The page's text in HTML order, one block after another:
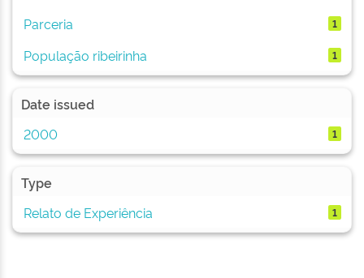
Parceria 1
População ribeirinha 1
Date issued
2000
1
Type
Relato de Experiência
1